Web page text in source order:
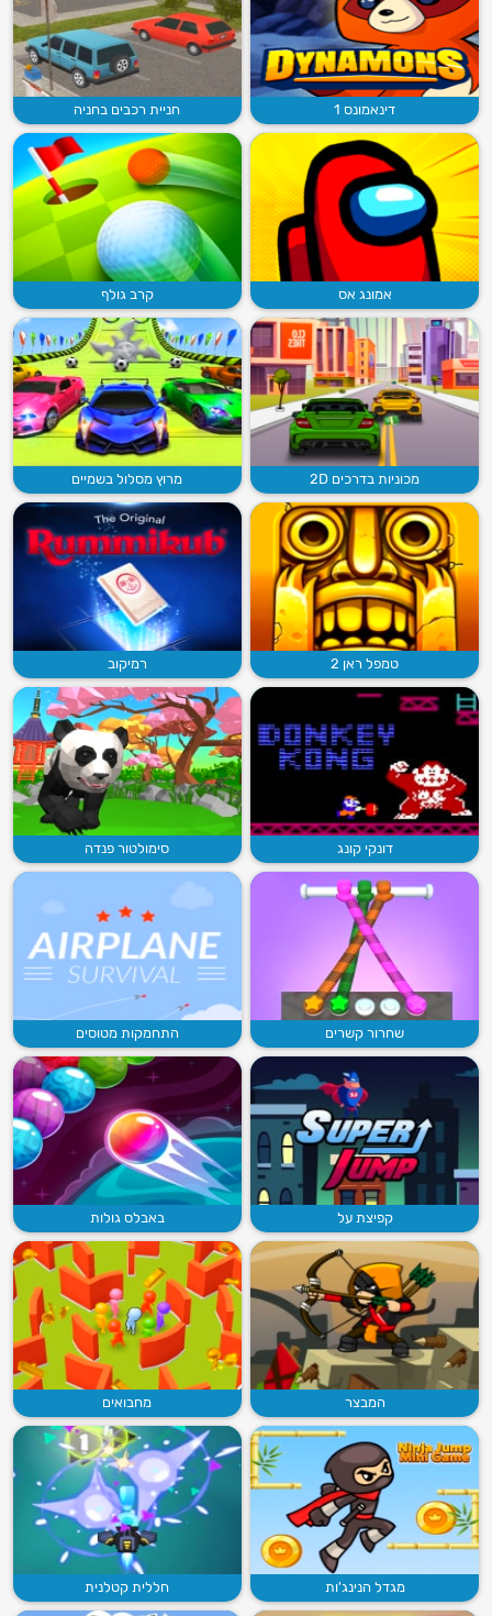
דינאמונס 1 חניית רכבים בחניה
אמונג אס קרב גולף
מכוניות בדרכים 2D מרוץ מסלול בשמיים
טמפל ראן 2 רמיקוב
דונקי קונג סימולטור פנדה
שחרור קשרים התחמקות מטוסים
קפיצת על באבלס גולות
המבצר מחבואים
מגדל הנינג'ות חללית קטלנית